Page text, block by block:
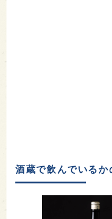
酒蔵で飲んでいる